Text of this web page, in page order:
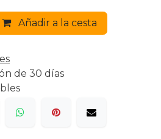
Añadir a la cesta
de 30 días